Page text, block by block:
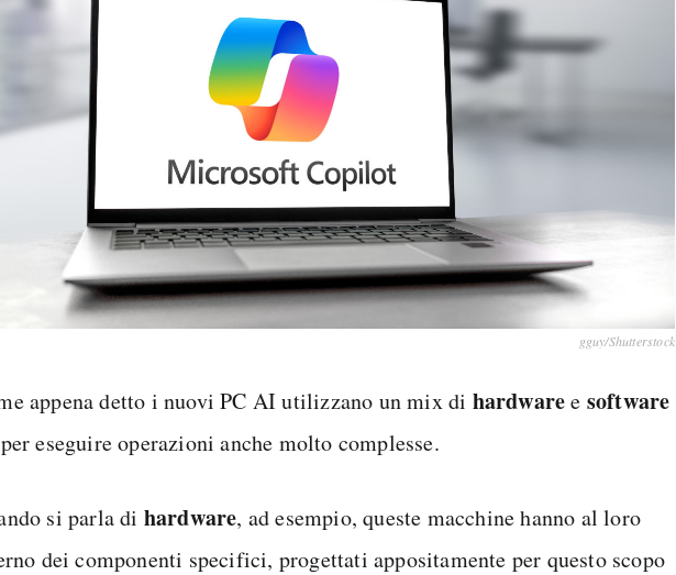
gguy/Shutterstock
appena detto i nuovi PC AI utilizzano un mix di hardwaree software
per eseguire operazioni anche molto complesse.
si parla di hardware, ad esempio, queste macchine hanno al loro
dei componenti specifici, progettati appositamente per questo scopo